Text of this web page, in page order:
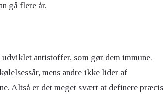
gå flere år.
antistoffer, som gør dem immune.
mens andre ikke lider af
Altså er det meget svært at definere præcis